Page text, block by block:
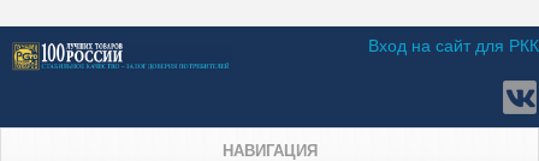
Вход на сайт для РКК
НАВИГАЦИЯ